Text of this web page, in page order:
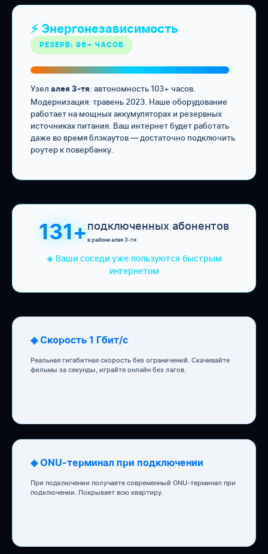
⚡ Энергонезависимость
РЕЗЕРВ: 96+ ЧАСОВ
Узел алея 3-тя: автономность 103+ часов.
Модернизация: травень 2023. Наше оборудование
работает на мощных аккумуляторах и резервных
источниках питания. Ваш интернет будет работать
даже во время блэкаутов — достаточно подключить
роутер к повербанку.
131+подключенных абонентов
в районе алея 3-тя
◈ Ваши соседи уже пользуются быстрым
интернетом
◈ Скорость 1 Гбит/с
Реальная гигабитная скорость без ограничений. Скачивайте
фильмы за секунды, играйте онлайн без лагов.
◈ ONU-терминал при подключении
При подключении получаете современный ONU-терминал при
подключении. Покрывает всю квартиру.